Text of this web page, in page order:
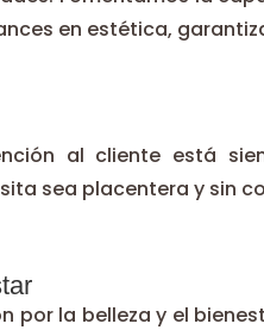
en estética,
al cliente está
sea placentera y sin
por la belleza y el